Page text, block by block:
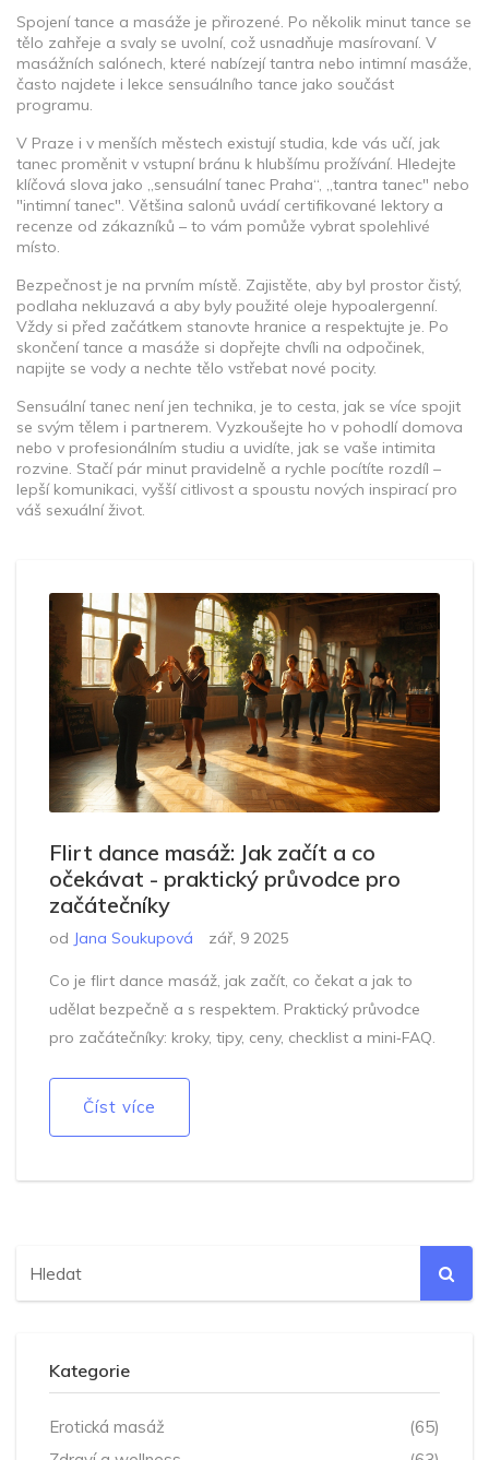
Spojení tance a masáže je přirozené. Po několik minut tance se
tělo zahřeje a svaly se uvolní, což usnadňuje masírovaní. V
masážních salónech, které nabízejí tantra nebo intimní masáže,
často najdete i lekce sensuálního tance jako součást
programu.
V Praze i v menších městech existují studia, kde vás učí, jak
tanec proměnit v vstupní bránu k hlubšímu prožívání. Hledejte
klíčová slova jako „sensuální tanec Praha“, „tantra tanec" nebo
"intimní tanec". Většina salonů uvádí certifikované lektory a
recenze od zákazníků – to vám pomůže vybrat spolehlivé
místo.
Bezpečnost je na prvním místě. Zajistěte, aby byl prostor čistý,
podlaha nekluzavá a aby byly použité oleje hypoalergenní.
Vždy si před začátkem stanovte hranice a respektujte je. Po
skončení tance a masáže si dopřejte chvíli na odpočinek,
napijte se vody a nechte tělo vstřebat nové pocity.
Sensuální tanec není jen technika, je to cesta, jak se více spojit
se svým tělem i partnerem. Vyzkoušejte ho v pohodlí domova
nebo v profesionálním studiu a uvidíte, jak se vaše intimita
rozvine. Stačí pár minut pravidelně a rychle pocítíte rozdíl –
lepší komunikaci, vyšší citlivost a spoustu nových inspirací pro
váš sexuální život.
Flirt dance masáž: Jak začít a co
očekávat - praktický průvodce pro
začátečníky
od Jana Soukupová zář, 9 2025
Co je flirt dance masáž, jak začít, co čekat a jak to
udělat bezpečně a s respektem. Praktický průvodce
pro začátečníky: kroky, tipy, ceny, checklist a mini‑FAQ.
Číst více
Kategorie
Erotická masáž
(65)